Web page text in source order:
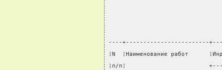
----+------------------------
¦N  ¦Наименование работ
¦п/п¦